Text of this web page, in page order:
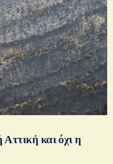
και όχι η